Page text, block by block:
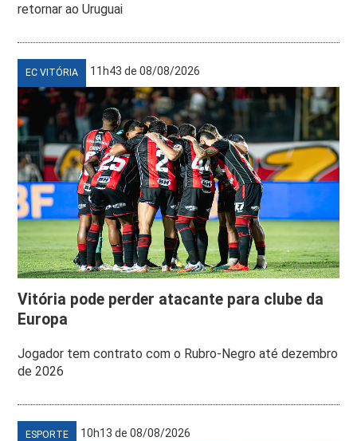
retornar ao Uruguai
EC VITÓRIA 11h43 de 08/08/2026
Vitória pode perder atacante para clube da
Europa
Jogador tem contrato com o Rubro-Negro até dezembro
de 2026
ESPORTE 10h13 de 08/08/2026